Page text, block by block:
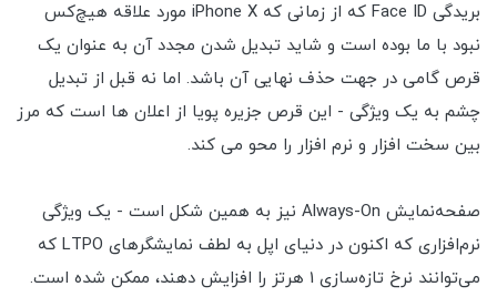
بریدگی Face ID که از زمانی که iPhone X مورد علاقه هیچ‌کس
نبود با ما بوده است و شاید تبدیل شدن مجدد آن به عنوان یک
قرص گامی در جهت حذف نهایی آن باشد. اما نه قبل از تبدیل
چشم به یک ویژگی - این قرص جزیره پویا از اعلان ها است که مرز
بین سخت افزار و نرم افزار را محو می کند.
صفحه‌نمایش Always-On نیز به همین شکل است - یک ویژگی
نرم‌افزاری که اکنون در دنیای اپل به لطف نمایشگرهای LTPO که
می‌توانند نرخ تازه‌سازی 1 هرتز را افزایش دهند، ممکن شده است.